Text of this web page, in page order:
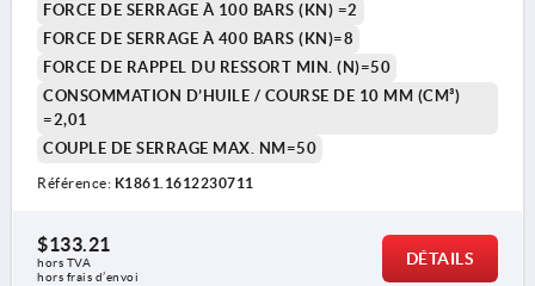
FORCE DE SERRAGE À 100 BARS (KN) =2
FORCE DE SERRAGE À 400 BARS (KN)=8
FORCE DE RAPPEL DU RESSORT MIN. (N)=50
CONSOMMATION D’HUILE / COURSE DE 10 MM (CM³)
=2,01
COUPLE DE SERRAGE MAX. NM=50
Référence: K1861.1612230711
$133.21
hors TVA
hors frais d’envoi
DÉTAILS